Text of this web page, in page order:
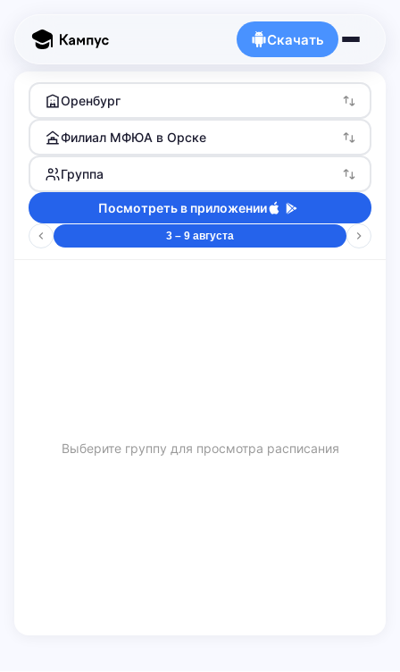
Скачать
Оренбург
Филиал МФЮА в Орске
Группа
Посмотреть в приложении
3 – 9 августа
Выберите группу для просмотра расписания